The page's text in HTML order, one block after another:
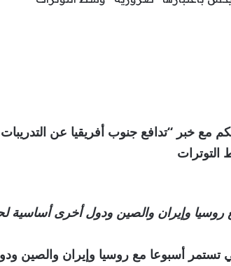
. نترككم مع خبر “تدافع جنوب أفريقيا عن التدريبات
التوترات
وإيران والصين ودول أخرى أساسية
تستمر أسبوعا مع روسيا وإيران والصين